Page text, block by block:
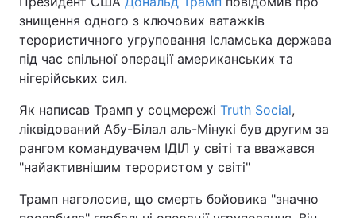
Україна Політика
Економіка Світ
Техно і зв'язок Лайт
Зброя Інциденти
Здоров'я Туризм
знищення одного з ключових ватажків
терористичного угруповання Ісламська держава
під час спільної операції американських та
нігерійських сил.
Як написав Трамп у соцмережі Truth Social,
ліквідований Абу-Білал аль-Мінукі був другим за
рангом командувачем ІДІЛ у світі та вважався
"найактивнішим терористом у світі"
Трамп наголосив, що смерть бойовика "значно